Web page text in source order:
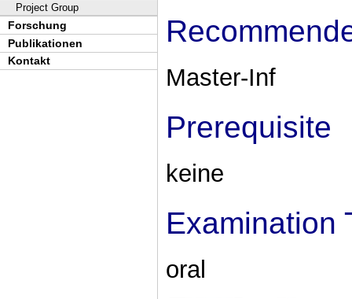
Project Group
Forschung
Publikationen
Kontakt
Master-Inf
Prerequisite
keine
Examination
oral